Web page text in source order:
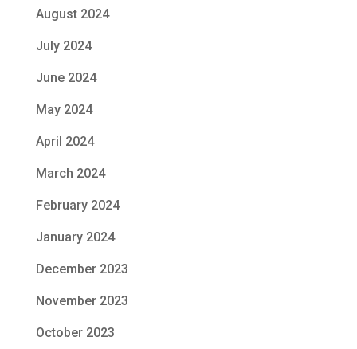
August 2024
July 2024
June 2024
May 2024
April 2024
March 2024
February 2024
January 2024
December 2023
November 2023
October 2023